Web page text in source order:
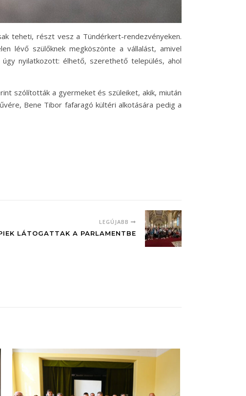
teheti, részt vesz a Tündérkert-rendezvényeken.
lévő szülőknek megköszönte a vállalást, amivel
nyilatkozott: élhető, szerethető település, ahol
szólították a gyermeket és szüleiket, akik, miután
Bene Tibor fafaragó kültéri alkotására pedig a
LEGÚJABB
LÁTOGATTAK A PARLAMENTBE